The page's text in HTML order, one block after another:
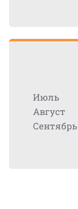
Июль
Август
Сентябрь